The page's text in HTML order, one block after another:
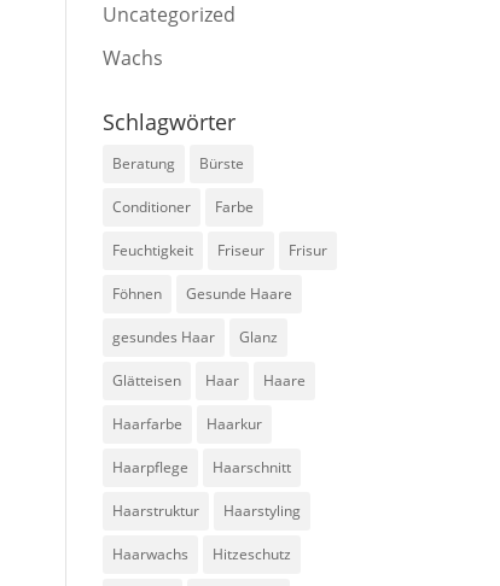
Uncategorized
Wachs
Schlagwörter
Beratung Bürste
Conditioner Farbe
Feuchtigkeit Friseur Frisur
Föhnen Gesunde Haare
gesundes Haar Glanz
Glätteisen Haar Haare
Haarfarbe Haarkur
Haarpflege Haarschnitt
Haarstruktur Haarstyling
Haarwachs Hitzeschutz